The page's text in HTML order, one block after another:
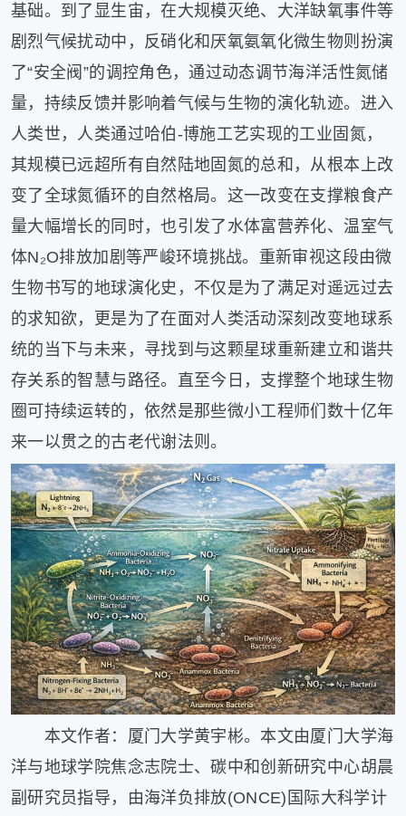
基础。到了显生宙，在大规模灭绝、大洋缺氧事件等
剧烈气候扰动中，反硝化和厌氧氨氧化微生物则扮演
了“安全阀”的调控角色，通过动态调节海洋活性氮储
量，持续反馈并影响着气候与生物的演化轨迹。进入
人类世，人类通过哈伯-博施工艺实现的工业固氮，
其规模已远超所有自然陆地固氮的总和，从根本上改
变了全球氮循环的自然格局。这一改变在支撑粮食产
量大幅增长的同时，也引发了水体富营养化、温室气
体N₂O排放加剧等严峻环境挑战。重新审视这段由微
生物书写的地球演化史，不仅是为了满足对遥远过去
的求知欲，更是为了在面对人类活动深刻改变地球系
统的当下与未来，寻找到与这颗星球重新建立和谐共
存关系的智慧与路径。直至今日，支撑整个地球生物
圈可持续运转的，依然是那些微小工程师们数十亿年
来一以贯之的古老代谢法则。
本文作者：厦门大学黄宇彬。本文由厦门大学海
洋与地球学院焦念志院士、碳中和创新研究中心胡晨
副研究员指导，由海洋负排放(ONCE)国际大科学计